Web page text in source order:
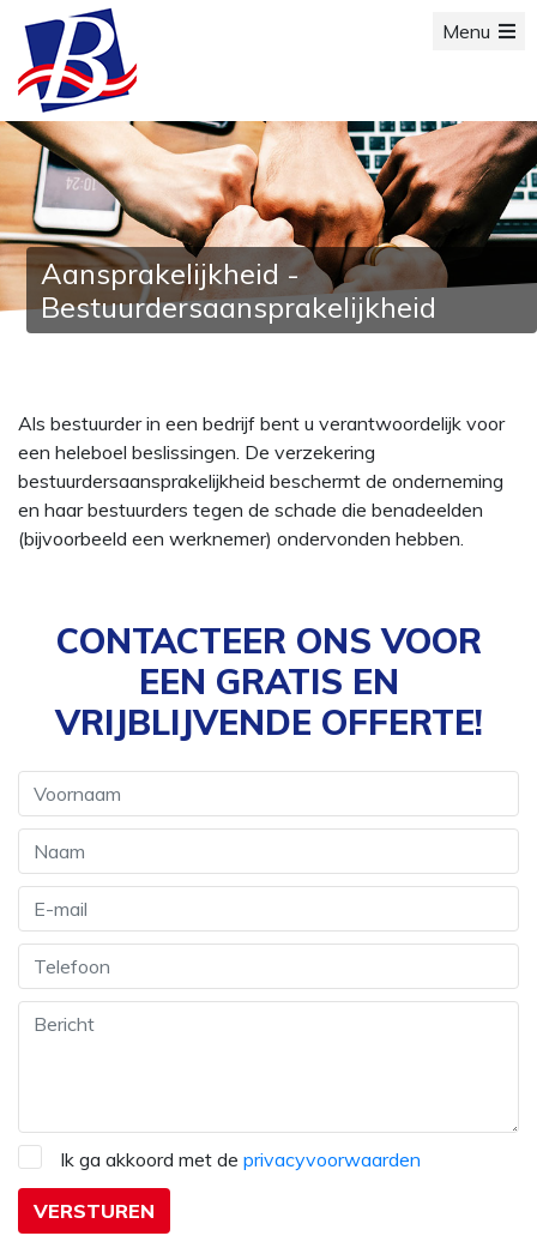
Menu
Aansprakelijkheid -
Bestuurdersaansprakelijkheid
Als bestuurder in een bedrijf bent u verantwoordelijk voor
een heleboel beslissingen. De verzekering
bestuurdersaansprakelijkheid beschermt de onderneming
en haar bestuurders tegen de schade die benadeelden
(bijvoorbeeld een werknemer) ondervonden hebben.
CONTACTEER ONS VOOR
EEN GRATIS EN
VRIJBLIJVENDE OFFERTE!
Ik ga akkoord met de privacyvoorwaarden